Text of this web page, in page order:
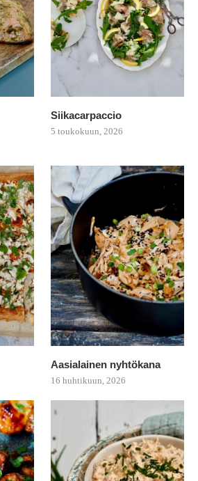
Siikacarpaccio
5 toukokuun, 2026
Aasialainen nyhtökana
16 huhtikuun, 2026